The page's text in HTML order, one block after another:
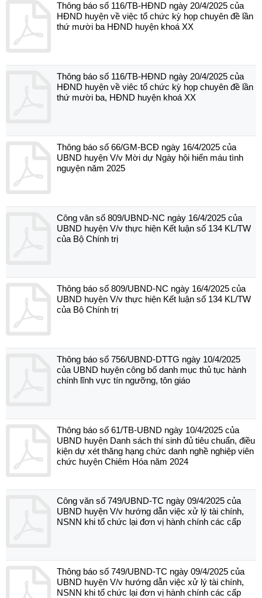
Thông báo số 116/TB-HĐND ngày 20/4/2025 của
HĐND huyện về việc tổ chức kỳ họp chuyên đề lần
thứ mười ba HĐND huyện khoá XX
Thông báo số 116/TB-HĐND ngày 20/4/2025 của
HĐND huyện về viêc tổ chức kỳ họp chuyên đề lần
thứ mười ba, HĐND huyện khoá XX
Thông báo số 66/GM-BCĐ ngày 16/4/2025 của
UBND huyện V/v Mời dự Ngày hội hiến máu tình
nguyện năm 2025
Công văn số 809/UBND-NC ngày 16/4/2025 của
UBND huyện V/v thực hiện Kết luận số 134 KL/TW
của Bộ Chính trị
Thông báo số 809/UBND-NC ngày 16/4/2025 của
UBND huyện V/v thực hiện Kết luận số 134 KL/TW
của Bộ Chính trị
Thông báo số 756/UBND-DTTG ngày 10/4/2025
của UBND huyện công bố danh mục thủ tục hành
chính lĩnh vực tín ngưỡng, tôn giáo
Thông báo số 61/TB-UBND ngày 10/4/2025 của
UBND huyện Danh sách thí sinh đủ tiêu chuẩn, điều
kiện dự xét thăng hạng chức danh nghề nghiệp viên
chức huyện Chiêm Hóa năm 2024
Công văn số 749/UBND-TC ngày 09/4/2025 của
UBND huyện V/v hướng dẫn việc xử lý tài chính,
NSNN khi tổ chức lại đơn vị hành chính các cấp
Thông báo số 749/UBND-TC ngày 09/4/2025 của
UBND huyện V/v hướng dẫn việc xử lý tài chính,
NSNN khi tổ chức lại đơn vị hành chính các cấp